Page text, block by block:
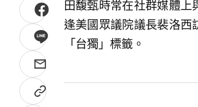
田馥甄時常在社群媒體
逢美國眾議院議長裴洛西
「台獨」標籤。